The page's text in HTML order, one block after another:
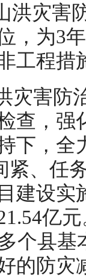
洪灾害
，为3
工程措
灾害防
查，强
下，全
紧、任
建设实
亿
个县
的防灾